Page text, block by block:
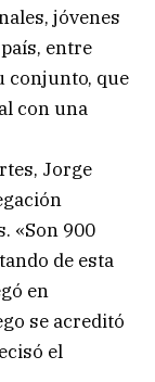
jóvenes
entre
conjunto, que
con una
Jorge
«Son 900
de esta
en
se acreditó
el